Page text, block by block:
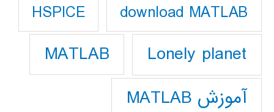
download MATLAB
HSPICE
Lonely planet
MATLAB
آموزش MATLAB